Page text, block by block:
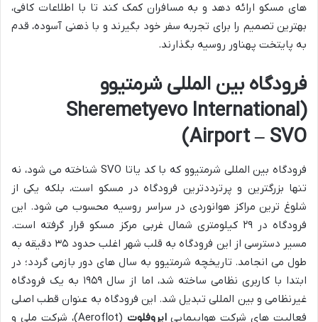
های مسکو ارائه دهد و به مسافران کمک کند تا با اطلاعات کافی،
بهترین تصمیم را برای تجربه سفر خود بگیرند و با ذهنی آسوده، قدم
به پایتخت پهناور روسیه بگذارند.
فرودگاه بین المللی شرمتیوو
(Sheremetyevo International
Airport – SVO)
فرودگاه بین المللی شرمتیوو که با کد یاتا SVO شناخته می شود، نه
تنها بزرگترین و پرترددترین فرودگاه در مسکو است، بلکه یکی از
شلوغ ترین مراکز هوانوردی در سراسر روسیه محسوب می شود. این
فرودگاه در ۲۹ کیلومتری شمال غربی مرکز مسکو قرار گرفته است.
مسیر دسترسی از این فرودگاه به قلب شهر اغلب حدود ۳۵ دقیقه به
طول می انجامد. تاریخچه شرمتیوو به سال های دور بازمی گردد؛ در
ابتدا با کاربری نظامی ساخته شد، اما از سال ۱۹۵۹ به یک فرودگاه
غیرنظامی و بین المللی تبدیل شد. این فرودگاه به عنوان قطب اصلی
فعالیت های شرکت هواپیماییایروفلوت
(Aeroflot)، شرکت ملی و